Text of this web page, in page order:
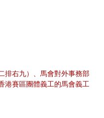
排右九）、馬會對外事務部
港賽區團體義工的馬會義工